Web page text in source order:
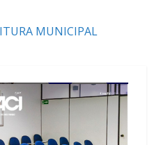
MUNICIPAL